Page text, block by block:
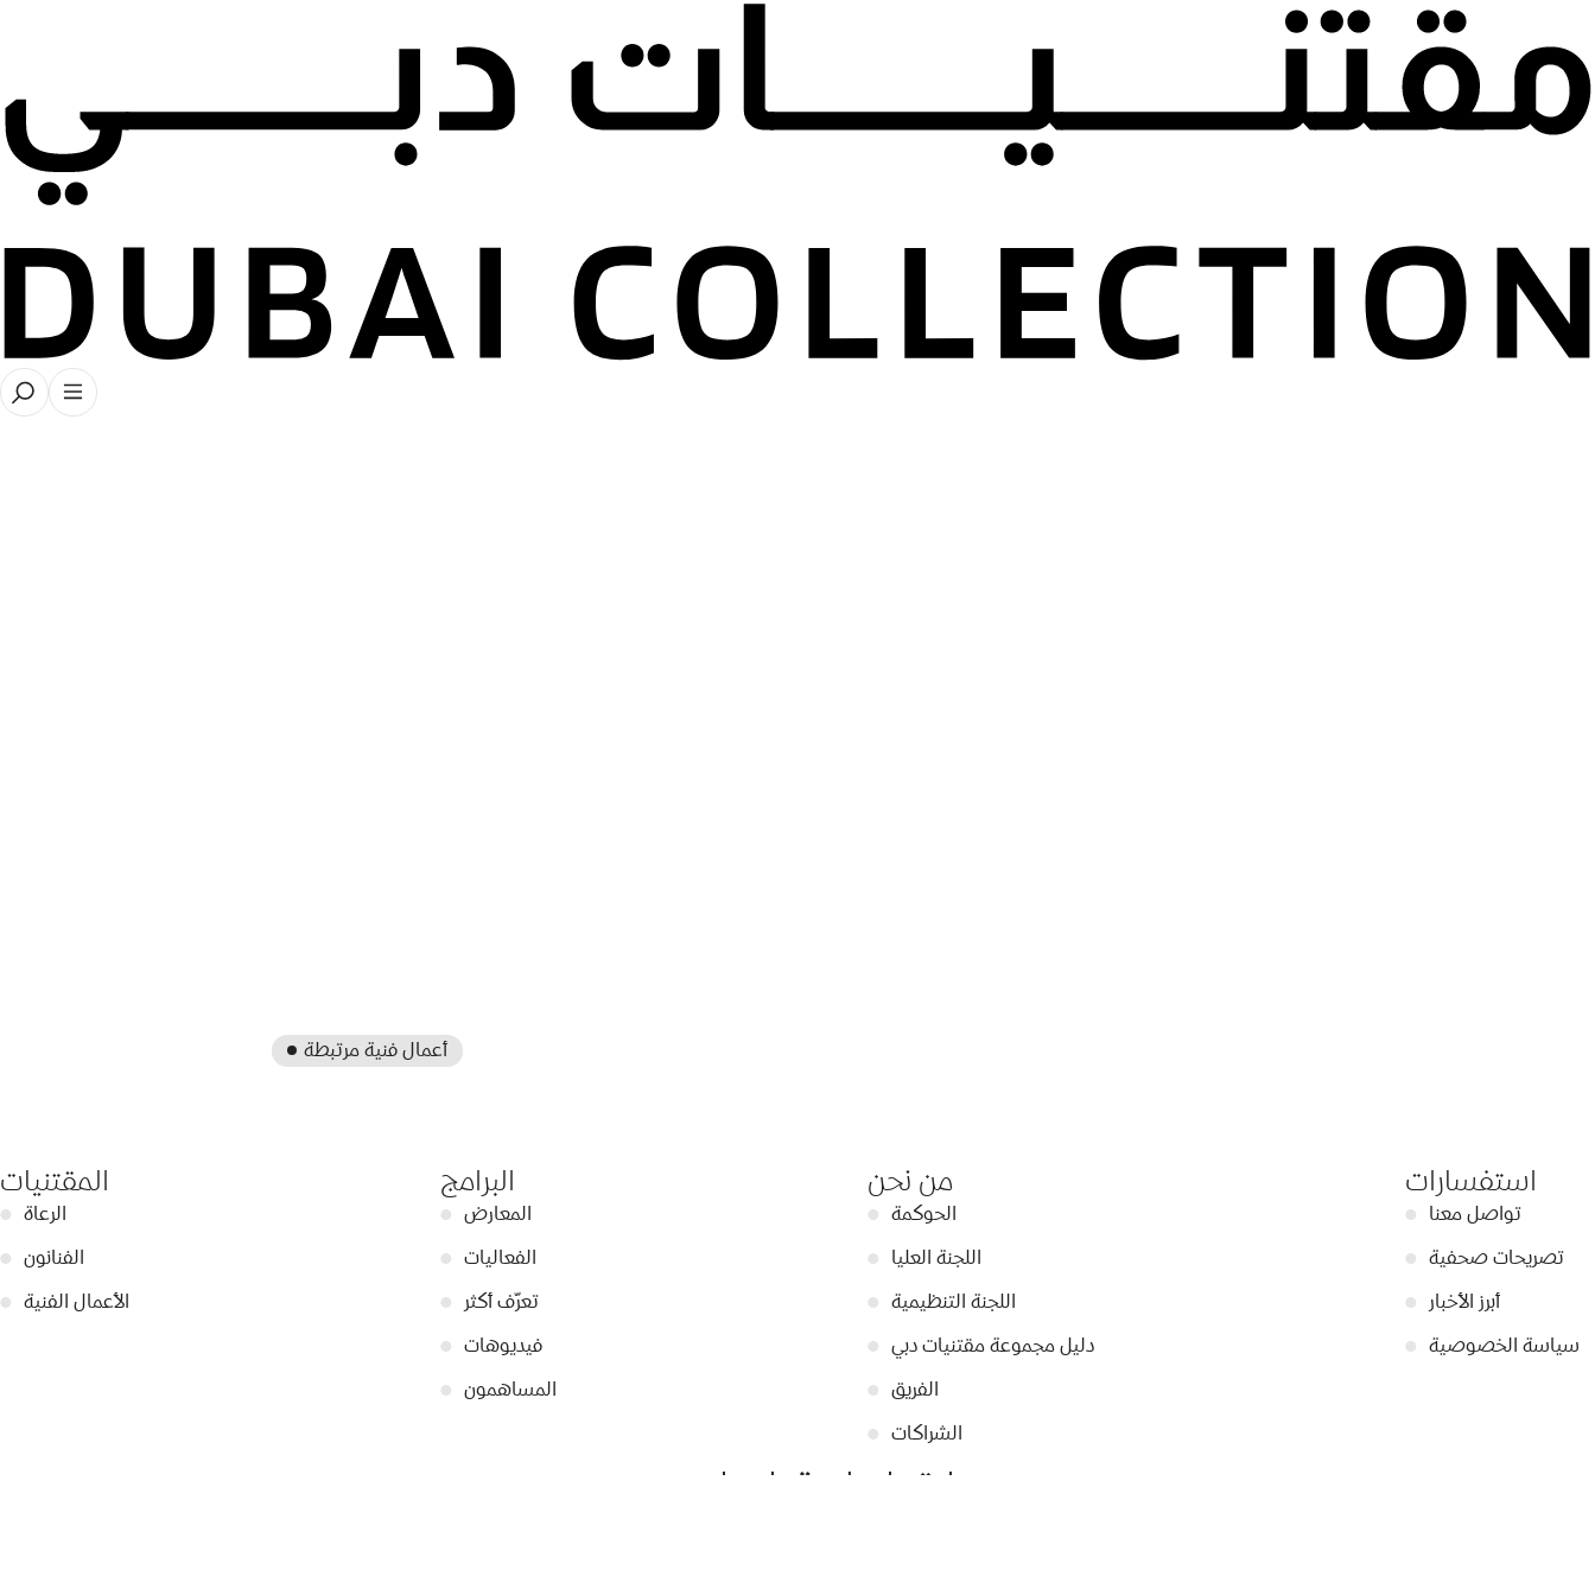
مجموعة الخير الفنية
أعمال فنية مرتبطة
المقتنيات
● الرعاة
● الفنانون
● الأعمال الفنية
البرامج
● المعارض
● الفعاليات
●
تعرّف أكثر
● فيديوهات
● المساهمون
من نحن
● الحوكمة
● اللجنة العليا
● اللجنة التنظيمية
● دليل مجموعة مقتنيات دبي
● الفريق
● الشراكات
استفسارات
● تواصل معنا
● تصريحات صحفية
●
أبرز الأخبار
● سياسة الخصوصية
ابقوا على تواصل